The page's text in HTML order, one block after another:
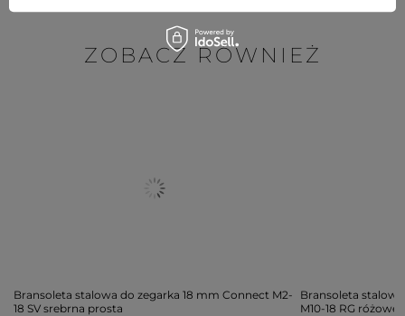
ZOBACZ RÓWNIEŻ
Bransoleta stalowa do zegarka 18 mm Connect M2-
18 SV srebrna prosta
Bransoleta
M10-18 RG